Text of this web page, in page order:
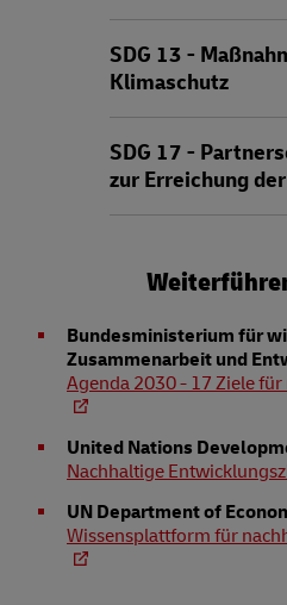
SDG 13 -
Klimaschutz
SDG 17 -
zur Erreichung
Bundesministerium für
Zusammenarbeit und
Agenda 2030 - 17 Ziele
United Nations
Nachhaltige
UN Department of
Wissensplattform für